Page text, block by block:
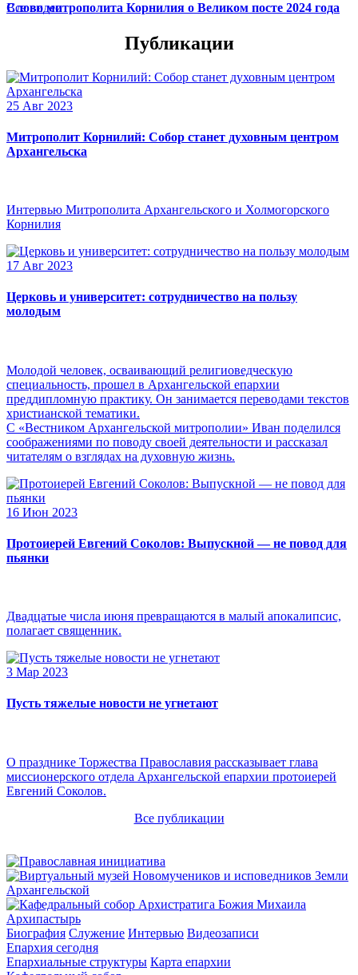
Слово митрополита Корнилия о Великом посте 2024 года
Все видео
Публикации
25 Авг 2023
Митрополит Корнилий: Собор станет духовным центром
Архангельска
Интервью Митрополита Архангельского и Холмогорского
Корнилия
17 Авг 2023
Церковь и университет: сотрудничество на пользу
молодым
Молодой человек, осваивающий религиоведческую
специальность, прошел в Архангельской епархии
преддипломную практику. Он занимается переводами текстов
христианской тематики.
С «Вестником Архангельской митрополии» Иван поделился
соображениями по поводу своей деятельности и рассказал
читателям о взглядах на духовную жизнь.
16 Июн 2023
Протоиерей Евгений Соколов: Выпускной — не повод для
пьянки
Двадцатые числа июня превращаются в малый апокалипсис,
полагает священник.
3 Мар 2023
Пусть тяжелые новости не угнетают
О празднике Торжества Православия рассказывает глава
миссионерского отдела Архангельской епархии протоиерей
Евгений Соколов.
Все публикации
Архипастырь
Биография Служение Интервью Видеозаписи
Епархия сегодня
Епархиальные структуры Карта епархии